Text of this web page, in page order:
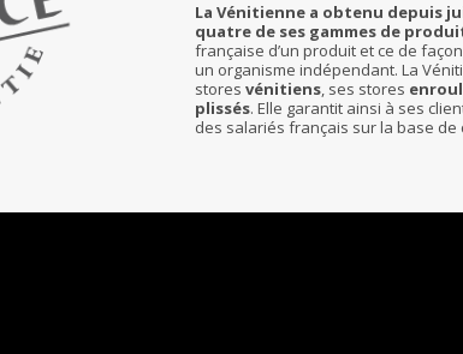
La Vénitienne a obtenu depuis
quatre de ses gammes de
française d’un produit et ce de
un organisme indépendant. La
stores vénitiens, ses stores
plissés. Elle garantit ainsi à ses
des salariés français sur la base